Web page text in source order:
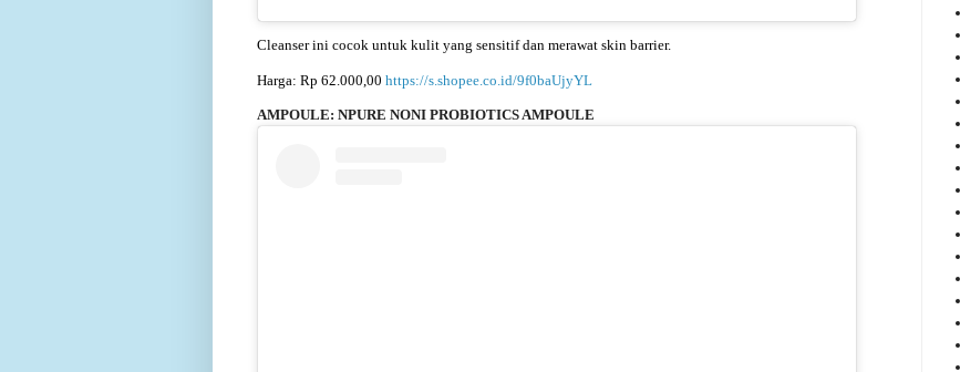
Cleanser ini cocok untuk kulit yang sensitif dan merawat skin barrier.
Harga: Rp 62.000,00 https://s.shopee.co.id/9f0baUjyYL
AMPOULE: NPURE NONI PROBIOTICS AMPOULE